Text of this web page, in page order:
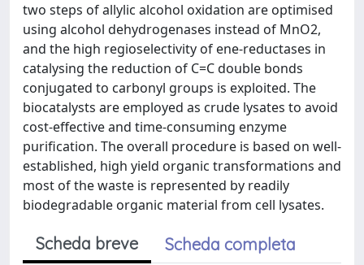
two steps of allylic alcohol oxidation are optimised
using alcohol dehydrogenases instead of MnO2,
and the high regioselectivity of ene-reductases in
catalysing the reduction of C=C double bonds
conjugated to carbonyl groups is exploited. The
biocatalysts are employed as crude lysates to avoid
cost-effective and time-consuming enzyme
purification. The overall procedure is based on well-
established, high yield organic transformations and
most of the waste is represented by readily
biodegradable organic material from cell lysates.
Scheda breve Scheda completa